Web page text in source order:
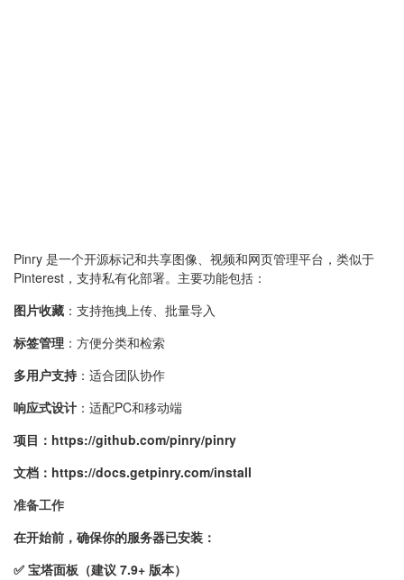
Pinry 是一个开源标记和共享图像、视频和网页管理平台，类似于
Pinterest，支持私有化部署。主要功能包括：
图片收藏 ：支持拖拽上传、批量导入
标签管理 ：方便分类和检索
多用户支持 ：适合团队协作
响应式设计 ：适配PC和移动端
项目： https://github.com/pinry/pinry
文档： https://docs.getpinry.com/install
准备工作
在开始前，确保你的服务器已安装：
✅ 宝塔面板（建议 7.9+ 版本）